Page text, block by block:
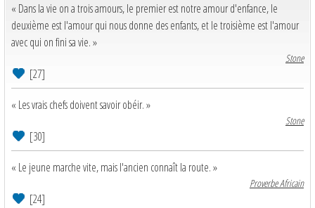
« Dans la vie on a trois amours, le premier est notre amour d'enfance, le
deuxième est l'amour qui nous donne des enfants, et le troisième est l'amour
avec qui on fini sa vie. »
Stone
[27]
« Les vrais chefs doivent savoir obéir. »
Stone
[30]
« Le jeune marche vite, mais l'ancien connaît la route. »
Proverbe Africain
[24]